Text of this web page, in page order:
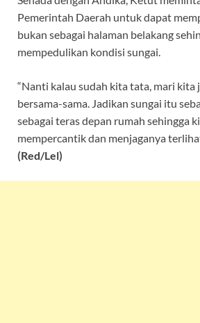
Pemerintah Daerah untuk dapat
bukan sebagai halaman belakang
mempedulikan kondisi sungai.
“Nanti kalau sudah kita tata, mari kita
bersama-sama. Jadikan sungai itu
sebagai teras depan rumah sehingga
mempercantik dan menjaganya
(Red/Lel)